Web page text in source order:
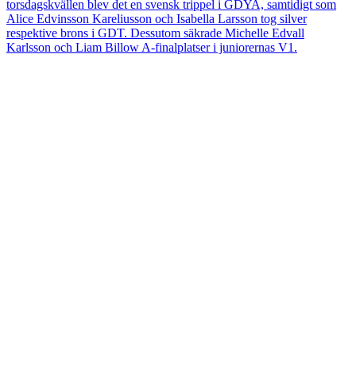
torsdagskvällen blev det en svensk trippel i GDYA, samtidigt som
Alice Edvinsson Kareliusson och Isabella Larsson tog silver
respektive brons i GDT. Dessutom säkrade Michelle Edvall
Karlsson och Liam Billow A-finalplatser i juniorernas V1.